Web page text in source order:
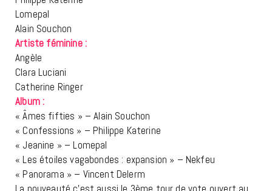
Lomepal
Alain Souchon
Artiste féminine :
Angèle
Clara Luciani
Catherine Ringer
Album :
« Âmes fifties » – Alain Souchon
« Confessions » – Philippe Katerine
« Jeanine » – Lomepal
« Les étoiles vagabondes : expansion » – Nekfeu
« Panorama » – Vincent Delerm